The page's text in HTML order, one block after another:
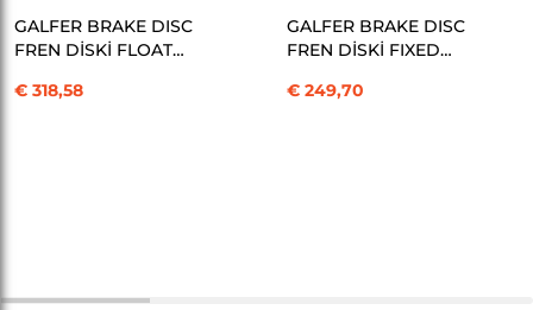
GALFER BRAKE DISC
FREN DİSKİ FLOAT
€ 318,58
GALFER BRAKE DISC
FREN DİSKİ FIXED
€ 249,70